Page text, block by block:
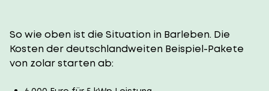
So wie oben ist die Situation in Barleben. Die
Kosten der deutschlandweiten Beispiel-Pakete
von zolar starten ab: